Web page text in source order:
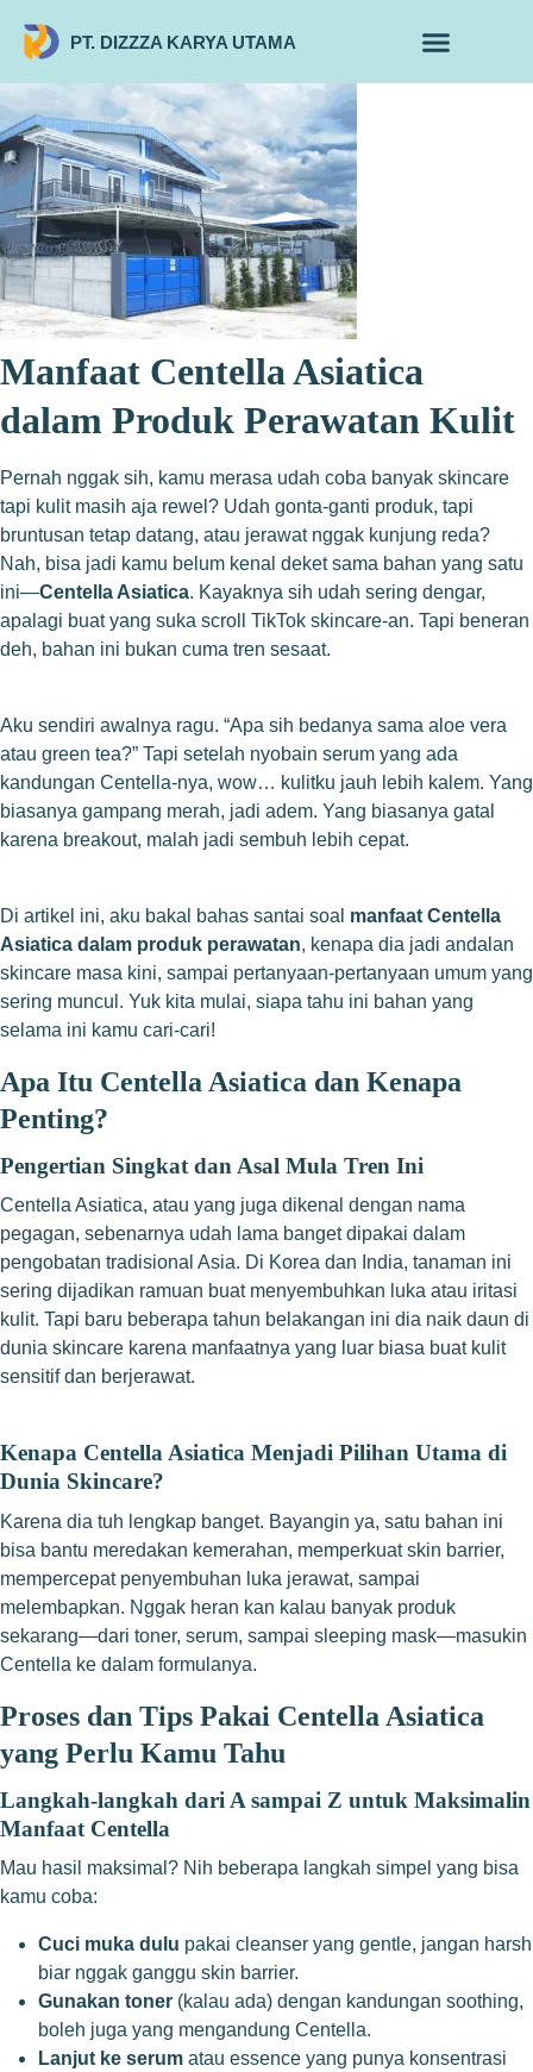
PT. DIZZZA KARYA UTAMA
Manfaat Centella Asiatica
dalam Produk Perawatan Kulit
Pernah nggak sih, kamu merasa udah coba banyak skincare
tapi kulit masih aja rewel? Udah gonta-ganti produk, tapi
bruntusan tetap datang, atau jerawat nggak kunjung reda?
Nah, bisa jadi kamu belum kenal deket sama bahan yang satu
ini—Centella Asiatica. Kayaknya sih udah sering dengar,
apalagi buat yang suka scroll TikTok skincare-an. Tapi beneran
deh, bahan ini bukan cuma tren sesaat.
Aku sendiri awalnya ragu. “Apa sih bedanya sama aloe vera
atau green tea?” Tapi setelah nyobain serum yang ada
kandungan Centella-nya, wow… kulitku jauh lebih kalem. Yang
biasanya gampang merah, jadi adem. Yang biasanya gatal
karena breakout, malah jadi sembuh lebih cepat.
Di artikel ini, aku bakal bahas santai soal manfaat Centella
Asiatica dalam produk perawatan, kenapa dia jadi andalan
skincare masa kini, sampai pertanyaan-pertanyaan umum yang
sering muncul. Yuk kita mulai, siapa tahu ini bahan yang
selama ini kamu cari-cari!
Apa Itu Centella Asiatica dan Kenapa
Penting?
Pengertian Singkat dan Asal Mula Tren Ini
Centella Asiatica, atau yang juga dikenal dengan nama
pegagan, sebenarnya udah lama banget dipakai dalam
pengobatan tradisional Asia. Di Korea dan India, tanaman ini
sering dijadikan ramuan buat menyembuhkan luka atau iritasi
kulit. Tapi baru beberapa tahun belakangan ini dia naik daun di
dunia skincare karena manfaatnya yang luar biasa buat kulit
sensitif dan berjerawat.
Kenapa Centella Asiatica Menjadi Pilihan Utama di
Dunia Skincare?
Karena dia tuh lengkap banget. Bayangin ya, satu bahan ini
bisa bantu meredakan kemerahan, memperkuat skin barrier,
mempercepat penyembuhan luka jerawat, sampai
melembapkan. Nggak heran kan kalau banyak produk
sekarang—dari toner, serum, sampai sleeping mask—masukin
Centella ke dalam formulanya.
Proses dan Tips Pakai Centella Asiatica
yang Perlu Kamu Tahu
Langkah-langkah dari A sampai Z untuk Maksimalin
Manfaat Centella
Mau hasil maksimal? Nih beberapa langkah simpel yang bisa
kamu coba:
Cuci muka dulu pakai cleanser yang gentle, jangan harsh
biar nggak ganggu skin barrier.
Gunakan toner (kalau ada) dengan kandungan soothing,
boleh juga yang mengandung Centella.
Lanjut ke serum atau essence yang punya konsentrasi